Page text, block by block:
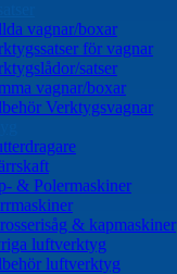
vagnar/boxar
för vagnar
satser
vagnar/boxar
Verktygsvagnar
& Polermaskiner
& kapmaskiner
luftverktyg
luftverktyg